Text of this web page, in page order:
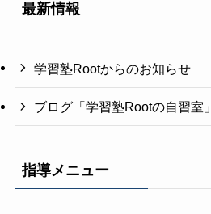
最新情報
学習塾Rootからのお知らせ
ブログ「学習塾Rootの自習室」
指導メニュー